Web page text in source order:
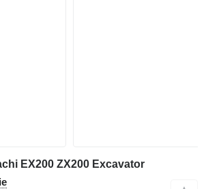
EX200 ZX200 Excavator